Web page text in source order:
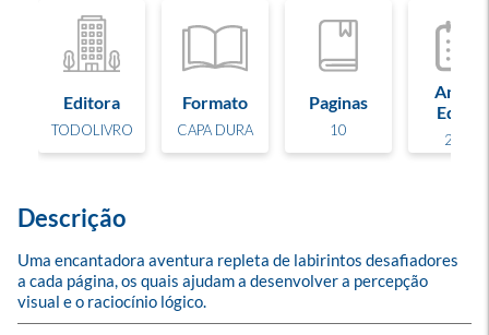
Editora
TODOLIVRO
Formato
CAPA DURA
Paginas
10
Ano de
Edição
2024
Descrição
Uma encantadora aventura repleta de labirintos desafiadores
a cada página, os quais ajudam a desenvolver a percepção
visual e o raciocínio lógico.